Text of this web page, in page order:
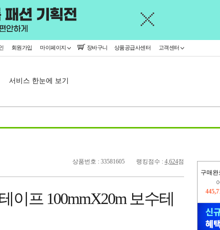
회원가입 마이페이지 장바구니 상품공급사센터 고객센터
서비스 한눈에 보기
구매완
오
상품번호 : 33581605 랭킹점수 : 4,624점
이프 100mmX20m 보수테